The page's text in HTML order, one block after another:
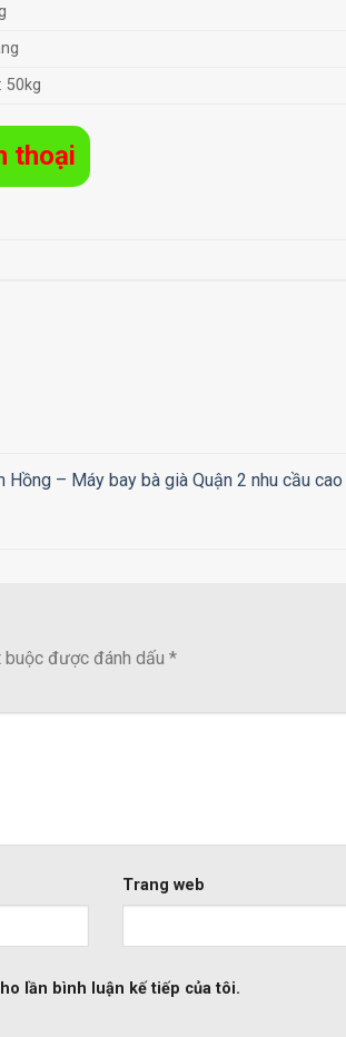
50kg
thoại
Hồng – Máy bay bà già Quận 2 nhu cầu
được đánh dấu *
Trang web
lần bình luận kế tiếp của tôi.